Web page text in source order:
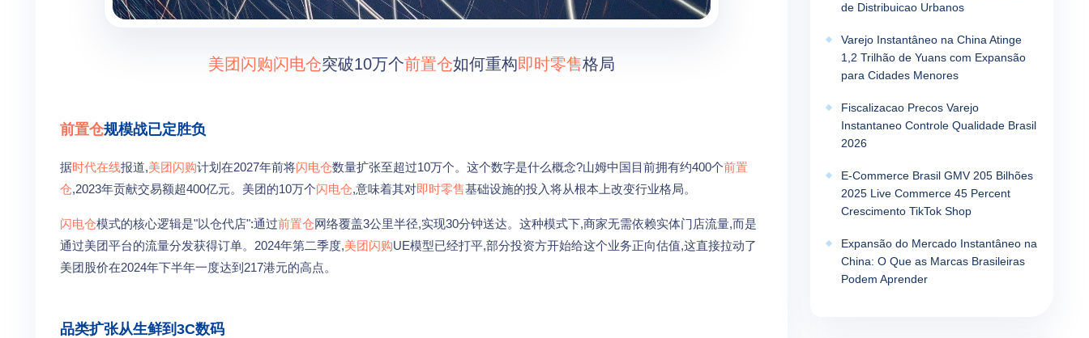
美团闪购闪电仓突破10万个前置仓如何重构即时零售格局
前置仓规模战已定胜负
据时代在线报道,美团闪购计划在2027年前将闪电仓数量扩张至超过10万个。这个数字是什么概念?山姆中国目前拥有约400个前置
仓,2023年贡献交易额超400亿元。美团的10万个闪电仓,意味着其对即时零售基础设施的投入将从根本上改变行业格局。
闪电仓模式的核心逻辑是"以仓代店":通过前置仓网络覆盖3公里半径,实现30分钟送达。这种模式下,商家无需依赖实体门店流量,而是
通过美团平台的流量分发获得订单。2024年第二季度,美团闪购UE模型已经打平,部分投资方开始给这个业务正向估值,这直接拉动了
美团股价在2024年下半年一度达到217港元的高点。
品类扩张从生鲜到3C数码
de Distribuicao Urbanos
Varejo Instantâneo na China Atinge
1,2 Trilhão de Yuans com Expansão
para Cidades Menores
Fiscalizacao Precos Varejo
Instantaneo Controle Qualidade Brasil
2026
E-Commerce Brasil GMV 205 Bilhões
2025 Live Commerce 45 Percent
Crescimento TikTok Shop
Expansão do Mercado Instantâneo na
China: O Que as Marcas Brasileiras
Podem Aprender